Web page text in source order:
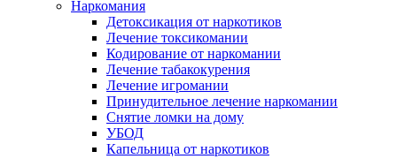
Наркомания
Детоксикация от наркотиков
Лечение токсикомании
Кодирование от наркомании
Лечение табакокурения
Лечение игромании
Принудительное лечение наркомании
Снятие ломки на дому
УБОД
Капельница от наркотиков